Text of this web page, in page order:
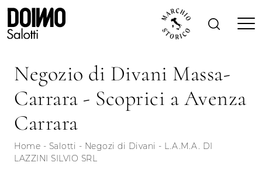
Negozio di Divani Massa-
Carrara - Scoprici a Avenza
Carrara
Home - Salotti - Negozi di Divani - L.A.M.A. DI
LAZZINI SILVIO SRL